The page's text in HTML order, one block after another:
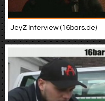
JeyZ Interview (16bars.de)